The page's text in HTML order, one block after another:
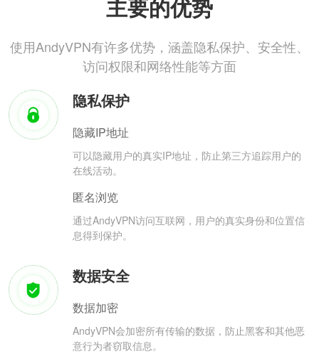
主要的优势
使用AndyVPN有许多优势，涵盖隐私保护、安全性、
访问权限和网络性能等方面
隐私保护
隐藏IP地址
可以隐藏用户的真实IP地址，防止第三方追踪用户的
在线活动。
匿名浏览
通过AndyVPN访问互联网，用户的真实身份和位置信
息得到保护。
数据安全
数据加密
AndyVPN会加密所有传输的数据，防止黑客和其他恶
意行为者窃取信息。